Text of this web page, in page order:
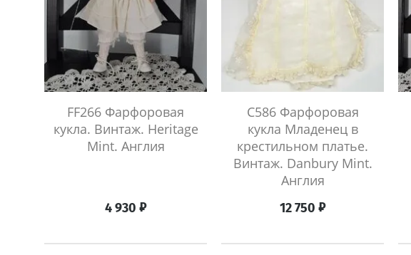
FF266 Фарфоровая
кукла. Винтаж. Heritage
Mint. Англия
4 930 ₽
C586 Фарфоровая
кукла Младенец в
крестильном платье.
Винтаж. Danbury Mint.
Англия
12 750 ₽